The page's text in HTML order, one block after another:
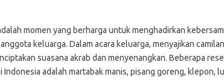
momen yang berharga untuk menghadirkan
keluarga. Dalam acara keluarga, menyajikan
suasana akrab dan menyenangkan. Beberapa
Indonesia adalah martabak manis, pisang goreng, klepon,